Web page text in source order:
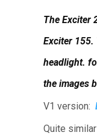
The Exciter
Exciter 155.
headlight.
the images
V1 version:
Quite